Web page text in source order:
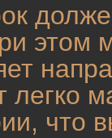
легко
что